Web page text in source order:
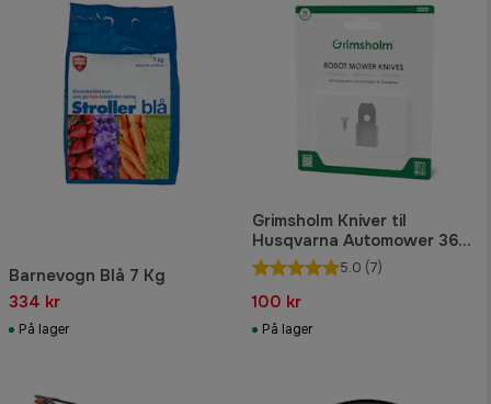
Barnevogn Blå 7 Kg
334 kr
På lager
Grimsholm Kniver til
Husqvarna Automower 36
stk
5.0 (7)
100 kr
På lager